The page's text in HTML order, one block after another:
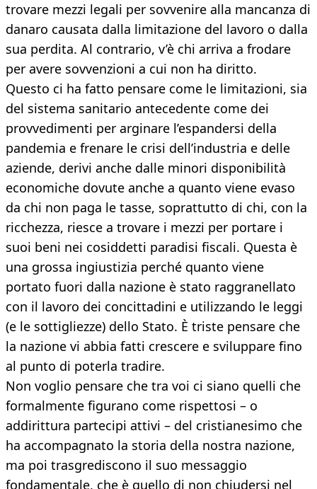
trovare mezzi legali per sovvenire alla mancanza di
danaro causata dalla limitazione del lavoro o dalla
sua perdita. Al contrario, v’è chi arriva a frodare
per avere sovvenzioni a cui non ha diritto.
Questo ci ha fatto pensare come le limitazioni, sia
del sistema sanitario antecedente come dei
provvedimenti per arginare l’espandersi della
pandemia e frenare le crisi dell’industria e delle
aziende, derivi anche dalle minori disponibilità
economiche dovute anche a quanto viene evaso
da chi non paga le tasse, soprattutto di chi, con la
ricchezza, riesce a trovare i mezzi per portare i
suoi beni nei cosiddetti paradisi fiscali. Questa è
una grossa ingiustizia perché quanto viene
portato fuori dalla nazione è stato raggranellato
con il lavoro dei concittadini e utilizzando le leggi
(e le sottigliezze) dello Stato. È triste pensare che
la nazione vi abbia fatti crescere e sviluppare fino
al punto di poterla tradire.
Non voglio pensare che tra voi ci siano quelli che
formalmente figurano come rispettosi – o
addirittura partecipi attivi – del cristianesimo che
ha accompagnato la storia della nostra nazione,
ma poi trasgrediscono il suo messaggio
fondamentale, che è quello di non chiudersi nel